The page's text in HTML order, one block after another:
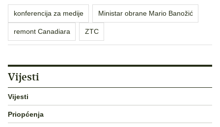
konferencija za medije Ministar obrane Mario Banožić
remont Canadiara ZTC
Vijesti
Vijesti
Priopćenja